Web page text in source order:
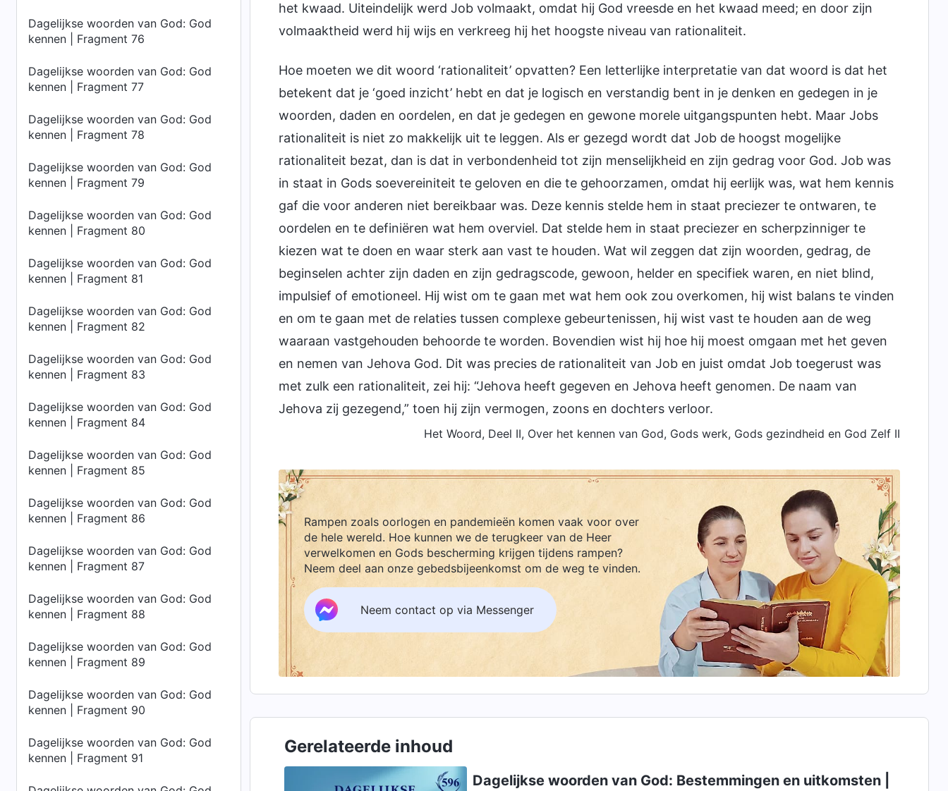
Dagelijkse woorden van God: God
kennen | Fragment 76
Dagelijkse woorden van God: God
kennen | Fragment 77
Dagelijkse woorden van God: God
kennen | Fragment 78
Dagelijkse woorden van God: God
kennen | Fragment 79
Dagelijkse woorden van God: God
kennen | Fragment 80
Dagelijkse woorden van God: God
kennen | Fragment 81
Dagelijkse woorden van God: God
kennen | Fragment 82
Dagelijkse woorden van God: God
kennen | Fragment 83
Dagelijkse woorden van God: God
kennen | Fragment 84
Dagelijkse woorden van God: God
kennen | Fragment 85
Dagelijkse woorden van God: God
kennen | Fragment 86
Dagelijkse woorden van God: God
kennen | Fragment 87
Dagelijkse woorden van God: God
kennen | Fragment 88
Dagelijkse woorden van God: God
kennen | Fragment 89
Dagelijkse woorden van God: God
kennen | Fragment 90
Dagelijkse woorden van God: God
kennen | Fragment 91
het kwaad. Uiteindelijk werd Job volmaakt, omdat hij God vreesde en het kwaad meed; en door zijn
volmaaktheid werd hij wijs en verkreeg hij het hoogste niveau van rationaliteit.
Hoe moeten we dit woord ‘rationaliteit’ opvatten? Een letterlijke interpretatie van dat woord is dat het
betekent dat je ‘goed inzicht’ hebt en dat je logisch en verstandig bent in je denken en gedegen in je
woorden, daden en oordelen, en dat je gedegen en gewone morele uitgangspunten hebt. Maar Jobs
rationaliteit is niet zo makkelijk uit te leggen. Als er gezegd wordt dat Job de hoogst mogelijke
rationaliteit bezat, dan is dat in verbondenheid tot zijn menselijkheid en zijn gedrag voor God. Job was
in staat in Gods soevereiniteit te geloven en die te gehoorzamen, omdat hij eerlijk was, wat hem kennis
gaf die voor anderen niet bereikbaar was. Deze kennis stelde hem in staat preciezer te ontwaren, te
oordelen en te definiëren wat hem overviel. Dat stelde hem in staat preciezer en scherpzinniger te
kiezen wat te doen en waar sterk aan vast te houden. Wat wil zeggen dat zijn woorden, gedrag, de
beginselen achter zijn daden en zijn gedragscode, gewoon, helder en specifiek waren, en niet blind,
impulsief of emotioneel. Hij wist om te gaan met wat hem ook zou overkomen, hij wist balans te vinden
en om te gaan met de relaties tussen complexe gebeurtenissen, hij wist vast te houden aan de weg
waaraan vastgehouden behoorde te worden. Bovendien wist hij hoe hij moest omgaan met het geven
en nemen van Jehova God. Dit was precies de rationaliteit van Job en juist omdat Job toegerust was
met zulk een rationaliteit, zei hij: “Jehova heeft gegeven en Jehova heeft genomen. De naam van
Jehova zij gezegend,” toen hij zijn vermogen, zoons en dochters verloor.
Het Woord, Deel II, Over het kennen van God, Gods werk, Gods gezindheid en God Zelf II
Rampen zoals oorlogen en pandemieën komen vaak voor over
de hele wereld. Hoe kunnen we de terugkeer van de Heer
verwelkomen en Gods bescherming krijgen tijdens rampen?
Neem deel aan onze gebedsbijeenkomst om de weg te vinden.
Neem contact op via Messenger
Gerelateerde inhoud
Dagelijkse woorden van God: Bestemmingen en uitkomsten |